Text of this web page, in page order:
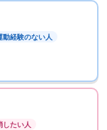
動経験のない人
したい人